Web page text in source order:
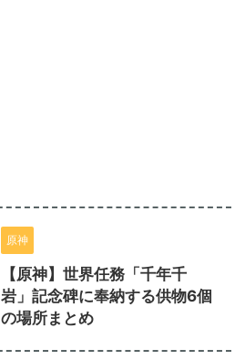
原神
【原神】世界任務「千年千
岩」記念碑に奉納する供物6個
の場所まとめ